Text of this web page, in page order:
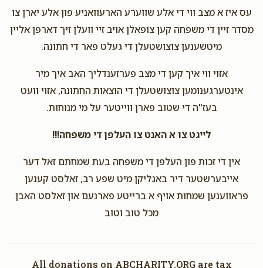
Phone DonationShmual Hirsch
1 year ago $10.00
עס איז א מצב ווי די אלע שווערע הארעוואניע פון אלע יארן צו
מסדר זיין די משפחה קען צופאלן אויב זיי וועלן זיך דארפן אליין
מיטשענען צוצושטעלן די געלט פאר די חתונה.
אזוי ווי איך קען די מצב פערזענדליך האב איך מיר
אינטערגענומען צוצושטעלן די הוצאות החתונה, אזוי וועט
בעז"ה די שטוב פארן ווייטער על מי מנוחות.
לייגט צו א האנט צו העלפן די משפחה!!!
אין די זכות פון העלפן די משפחה בעת שמחתם זאל דער
אייבערשטער דיר באגליקן מיט שפע רב, זאלסט קענען
פראווענען שמחות אויף א ברייטע פארנעם און זאלסט האבן
מכל טוב וטוב
All donations on ABCHARITY.ORG are tax